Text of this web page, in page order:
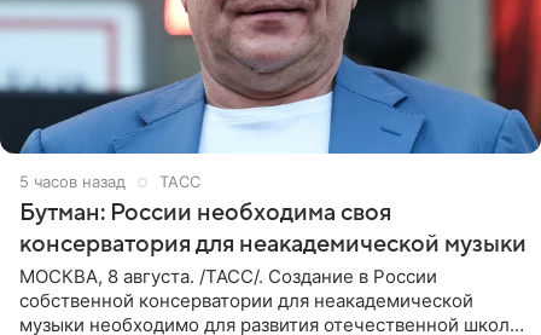
5 часов назад ТАСС
Бутман: России необходима своя
консерватория для неакадемической музыки
МОСКВА, 8 августа. /ТАСС/. Создание в России
собственной консерватории для неакадемической
музыки необходимо для развития отечественной школы